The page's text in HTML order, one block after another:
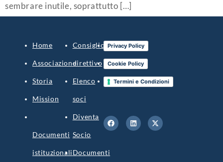
sembrare inutile, soprattutto […]
Home
Associazione
Storia
Mission
Documenti
istituzionali
Consiglio
direttivo
Elenco
soci
Diventa
Socio
Documenti
Blog
Contatti
Accedi
Privacy Policy
Cookie Policy
Termini e Condizioni